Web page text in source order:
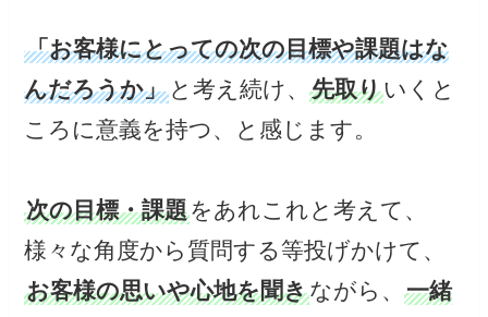
「お客様にとっての次の目標や課題はな
んだろうか」 と考え続け、先取りいくと
ころに意義を持つ、と感じます。
次の目標・課題をあれこれと考えて、
様々な角度から質問する等投げかけて、
お客様の思いや心地を聞きながら、一緒